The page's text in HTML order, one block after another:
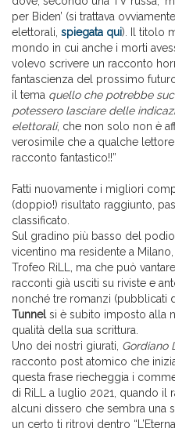
per Biden’ (si trattava
elettorali, spiegata qui). Il titolo
mondo in cui anche i morti
volevo scrivere un racconto
fantascienza del prossimo
il tema quello che potrebbe
potessero lasciare delle
elettorali, che non solo non è
verosimile che a qualche
racconto fantastico!!”
Fatti nuovamente i migliori
(doppio!) risultato raggiunto,
classificato.
Sul gradino più basso del
vicentino ma residente a
Trofeo RiLL, ma che può
racconti già usciti su riviste e
nonché tre romanzi (pubblicati
Tunnel si è subito imposto alla
qualità della sua scrittura.
Uno dei nostri giurati, Gordiano
racconto post atomico che
questa frase riecheggia i
di RiLL a luglio 2021, quando il
alcuni dissero che sembra una
un certo ti ritrovi dentro